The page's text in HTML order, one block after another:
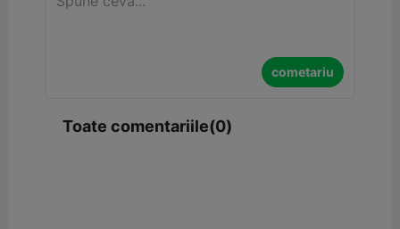
cometariu
Toate comentariile(0)